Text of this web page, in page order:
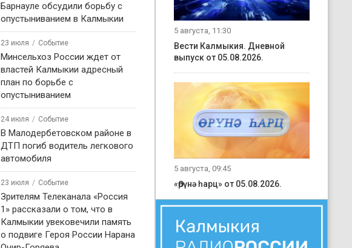
Барнауле обсудили борьбу с
опустыниванием в Калмыкии
23 июля Событие
Минсельхоз России ждет от
властей Калмыкии адресный
план по борьбе с
опустыниванием
24 июля Событие
В Малодербетовском районе в
ДТП погиб водитель легкового
автомобиля
23 июля Событие
Зрителям Телеканала «Россия
1» рассказали о том, что в
Калмыкии увековечили память
о подвиге Героя России Нарана
5 августа, 11:30
Вести Калмыкия. Дневной
выпуск от 05.08.2026.
5 августа, 09:45
«Өрүнә һарц» от 05.08.2026.